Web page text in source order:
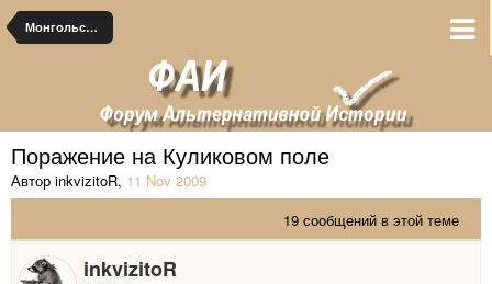
Монгольские альтернативы
Поражение на Куликовом поле
Автор inkvizitoR, 11 Nov 2009
19 сообщений в этой теме
inkvizitoR